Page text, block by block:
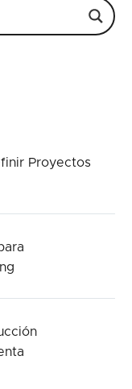
Proyectos